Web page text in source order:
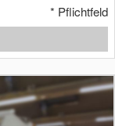
* Pflichtfeld